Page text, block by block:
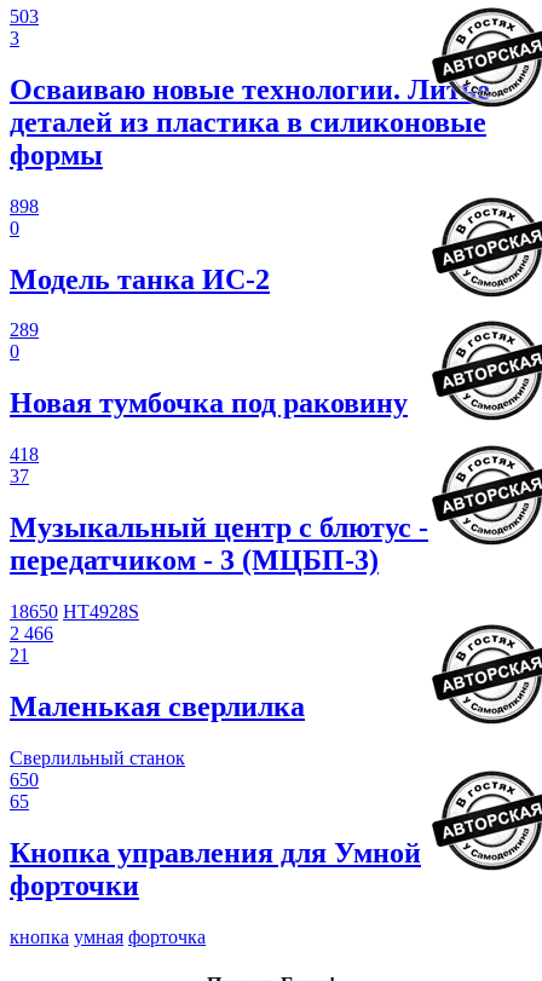
503
3
Осваиваю новые технологии. Литье
деталей из пластика в силиконовые
формы
898
0
Модель танка ИС-2
289
0
Новая тумбочка под раковину
418
37
Музыкальный центр с блютус -
передатчиком - 3 (МЦБП-3)
18650 HT4928S
2 466
21
Маленькая сверлилка
Сверлильный станок
650
65
Кнопка управления для Умной
форточки
кнопка умная форточка